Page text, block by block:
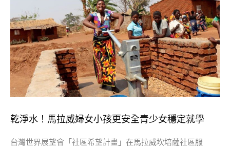
乾淨水！馬拉威婦女小孩更安全青少女穩定就學
台灣世界展望會「社區希望計畫」在馬拉威坎培薩社區服